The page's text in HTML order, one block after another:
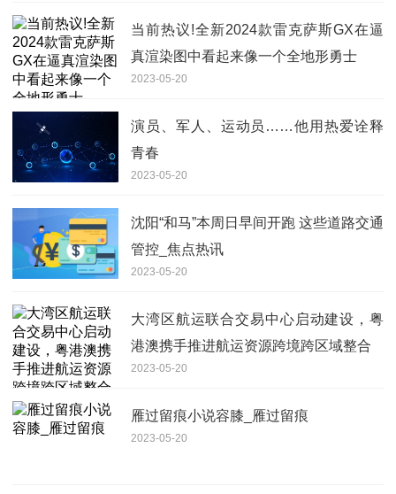
当前热议!全新2024款雷克萨斯GX在逼
真渲染图中看起来像一个全地形勇士
2023-05-20
演员、军人、运动员……他用热爱诠释
青春
2023-05-20
沈阳“和马”本周日早间开跑 这些道路交通
管控_焦点热讯
2023-05-20
大湾区航运联合交易中心启动建设，粤
港澳携手推进航运资源跨境跨区域整合
2023-05-20
雁过留痕小说容膝_雁过留痕
2023-05-20